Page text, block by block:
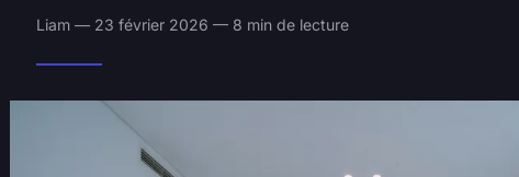
Liam — 23 février 2026 — 8 min de lecture